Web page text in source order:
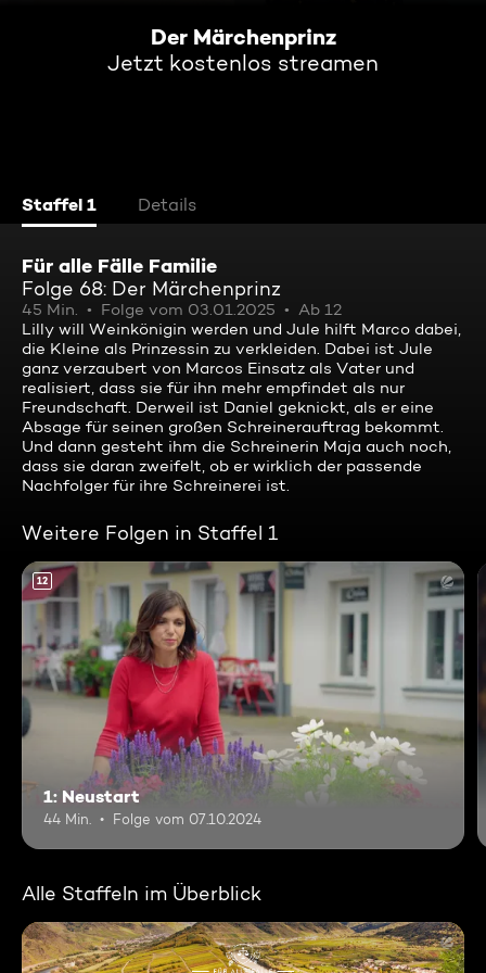
Der Märchenprinz
Jetzt kostenlos streamen
Staffel 1 Details
Für alle Fälle Familie
Folge 68: Der Märchenprinz
45 Min. Folge vom 03.01.2025
Ab 12
Lilly will Weinkönigin werden und Jule hilft Marco dabei,
die Kleine als Prinzessin zu verkleiden. Dabei ist Jule
ganz verzaubert von Marcos Einsatz als Vater und
realisiert, dass sie für ihn mehr empfindet als nur
Freundschaft. Derweil ist Daniel geknickt, als er eine
Absage für seinen großen Schreinerauftrag bekommt.
Und dann gesteht ihm die Schreinerin Maja auch noch,
dass sie daran zweifelt, ob er wirklich der passende
Nachfolger für ihre Schreinerei ist.
Weitere Folgen in Staffel 1
12
1: Neustart
44 Min. Folge vom 07.10.2024
Alle Staffeln im Überblick